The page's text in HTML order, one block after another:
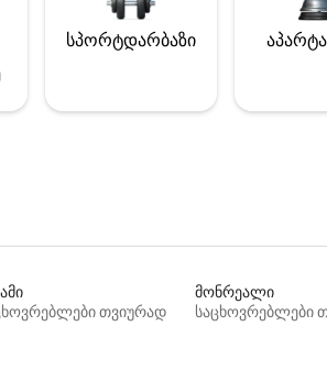
სპორტდარბაზი
თვიურად
მონრეალი
საცხოვრებლები